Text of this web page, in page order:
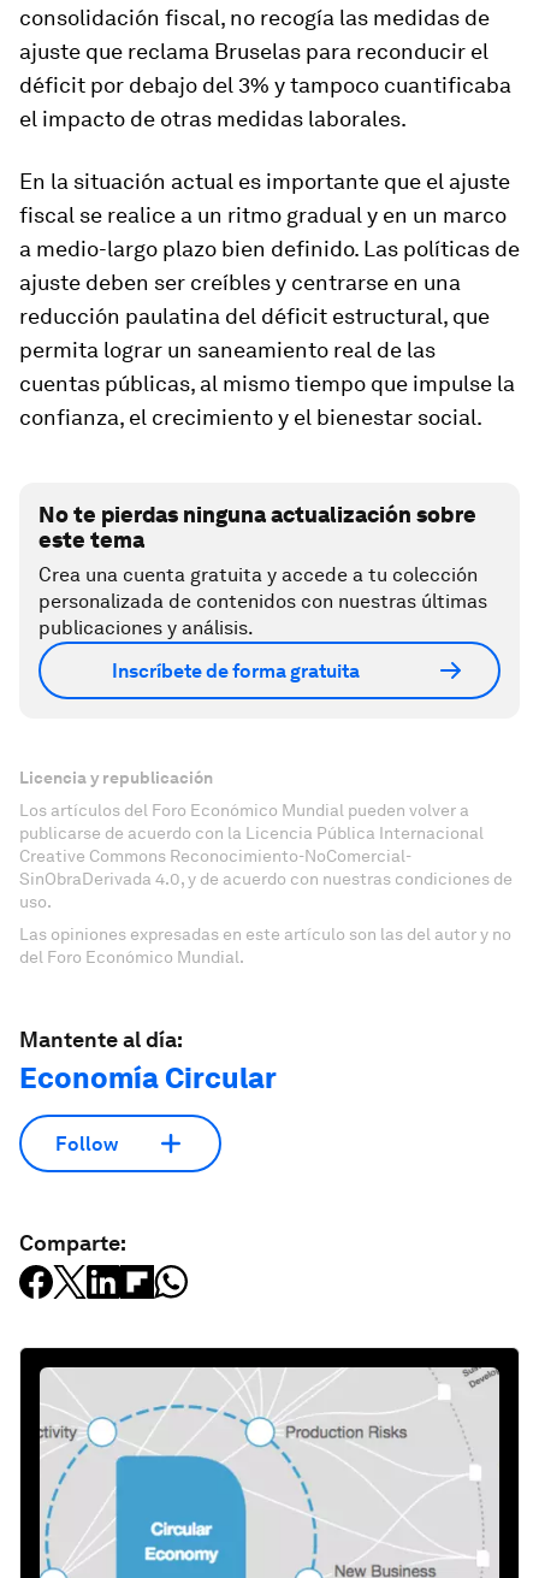
consolidación fiscal, no recogía las medidas de
ajuste que reclama Bruselas para reconducir el
déficit por debajo del 3% y tampoco cuantificaba
el impacto de otras medidas laborales.
En la situación actual es importante que el ajuste
fiscal se realice a un ritmo gradual y en un marco
a medio-largo plazo bien definido. Las políticas de
ajuste deben ser creíbles y centrarse en una
reducción paulatina del déficit estructural, que
permita lograr un saneamiento real de las
cuentas públicas, al mismo tiempo que impulse la
confianza, el crecimiento y el bienestar social.
No te pierdas ninguna actualización sobre
este tema
Crea una cuenta gratuita y accede a tu colección
personalizada de contenidos con nuestras últimas
publicaciones y análisis.
Inscríbete de forma gratuita
Licencia y republicación
Los artículos del Foro Económico Mundial pueden volver a
publicarse de acuerdo con la Licencia Pública Internacional
Creative Commons Reconocimiento-NoComercial-
SinObraDerivada 4.0, y de acuerdo con nuestras condiciones de
uso.
Las opiniones expresadas en este artículo son las del autor y no
del Foro Económico Mundial.
Mantente al día:
Economía Circular
Follow
Comparte: